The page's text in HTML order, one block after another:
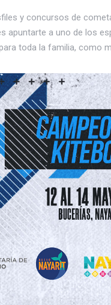
y concursos de
apuntarte a uno de los
toda la familia, como